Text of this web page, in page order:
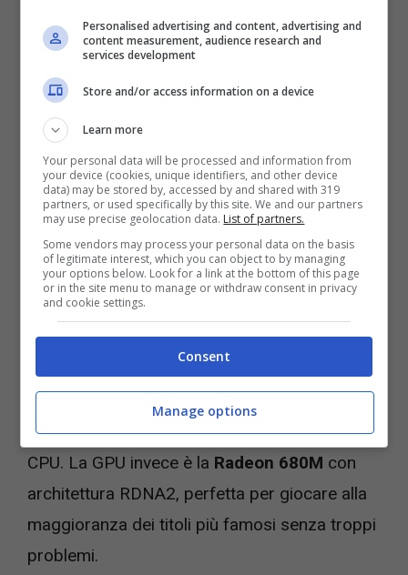
Mini PC da gaming in forte sconto – Videogiochi.com
Stiamo parlando delMini PC da gaming
Agemagician S3A , un dispositivo molto
interessante che vanta una scheda tecnica
perfetta per chi vuole essere produttivo e
videogiocare con una macchina economica e
facile da trasportare.
Il modello in questione vanta a bordo il
potentissimo processore
AMD Ryzen 9
6900HX Zen 3+, il punto più alto della serie di
CPU. La GPU invece è la Radeon 680M con
architettura RDNA2, perfetta per giocare alla
maggioranza dei titoli più famosi senza troppi
problemi.
Personalised advertising and content, advertising and
content measurement, audience research and
services development
Store and/or access information on a device
Learn more
Your personal data will be processed and information from
your device (cookies, unique identifiers, and other device
data) may be stored by, accessed by and shared with 319
partners, or used specifically by this site. We and our partners
may use precise geolocation data. List of partners.
Some vendors may process your personal data on the basis
of legitimate interest, which you can object to by managing
your options below. Look for a link at the bottom of this page
or in the site menu to manage or withdraw consent in privacy
and cookie settings.
Consent
Manage options